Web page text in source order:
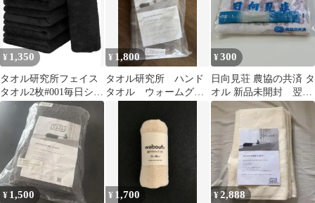
手 ふかふか ボリューム
高速吸水 耐久性 綿
100% 480GSM
JapanTechnology
#006 JapanTechnology タ
オル研究所
¥ 1,350
タオル研究所フェイス
タオル2枚#001毎日シン
プル
¥ 1,800
タオル研究所 ハンド
タオル ウォームグレ
¥300
日向見荘 農協の共済 タ
オル 新品未開封 翌日
発送
¥ 1,500 ¥ 1,700 ¥2,888